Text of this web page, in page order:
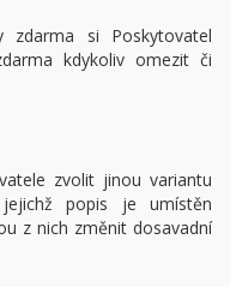
zdarma si Poskytovatel
kdykoliv omezit či
zvolit jinou variantu
popis je umístěn
z nich změnit dosavadní